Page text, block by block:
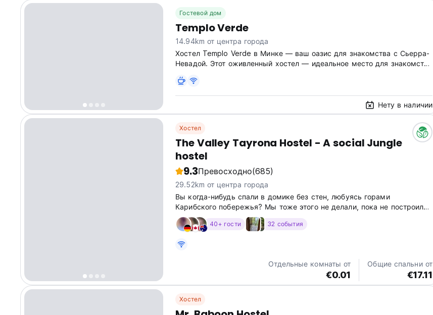
Гостевой дом
Templo Verde
14.94km от центра города
Хостел Templo Verde в Минке — ваш оазис для знакомства с Сьерра-
Невадой. Этот оживленный хостел — идеальное место для знакомства
translated from original language)
Нету в наличии
Хостел
The Valley Tayrona Hostel - A social Jungle
hostel
9.3Превосходно(685)
29.52km от центра города
Вы когда-нибудь спали в домике без стен, любуясь горами
Карибского побережья? Мы тоже этого не делали, пока не построили
этот рай.
40+ гости 32 события
Отдельные комнаты от
€0.01
Общие спальни от
€17.11
Хостел